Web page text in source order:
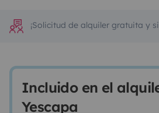
¡Solicitud de alquiler gratuita y
Incluido en el
Yescapa